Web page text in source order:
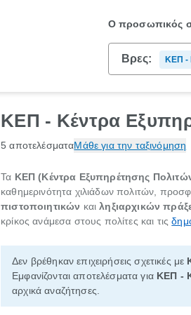
Ο προσωπικός
Βρες: ΚΕΠ -
ΚΕΠ - Κέντρα
5 αποτελέσματαΜάθε για την ταξινόμηση
Τα ΚΕΠ (Κέντρα Εξυπηρέτησης
καθημερινότητα χιλιάδων πολιτών,
πιστοποιητικών καιληξιαρχικών
κρίκος ανάμεσα στους πολίτες και τις
Δεν βρέθηκαν επιχειρήσεις σχετικές με
Εμφανίζονται αποτελέσματα για ΚΕΠ -
αρχικά αναζήτησες.